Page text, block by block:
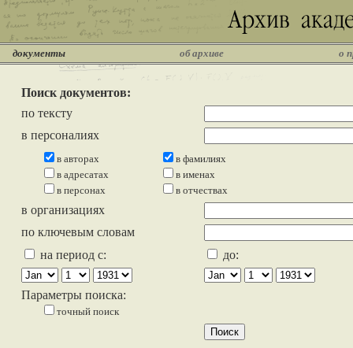
документы об архиве о
Поиск документов:
по тексту
в персоналиях
в авторах
в адресатах
в персонах
в фамилиях
в именах
в отчествах
в организациях
по ключевым словам
на период с:
до:
Параметры поиска:
точный поиск